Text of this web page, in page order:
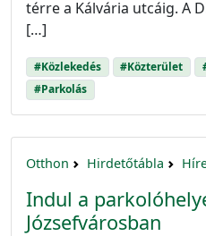
térre a Kálvária utcáig. A
[…]
#Közlekedés #Közterület
#Parkolás
Otthon Hirdetőtábla
Indul a
Józsefvárosban